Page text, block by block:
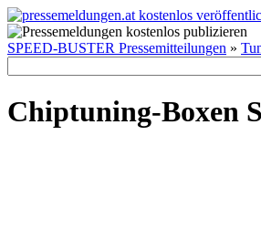
SPEED-BUSTER Pressemitteilungen »
Chiptuning-Boxen